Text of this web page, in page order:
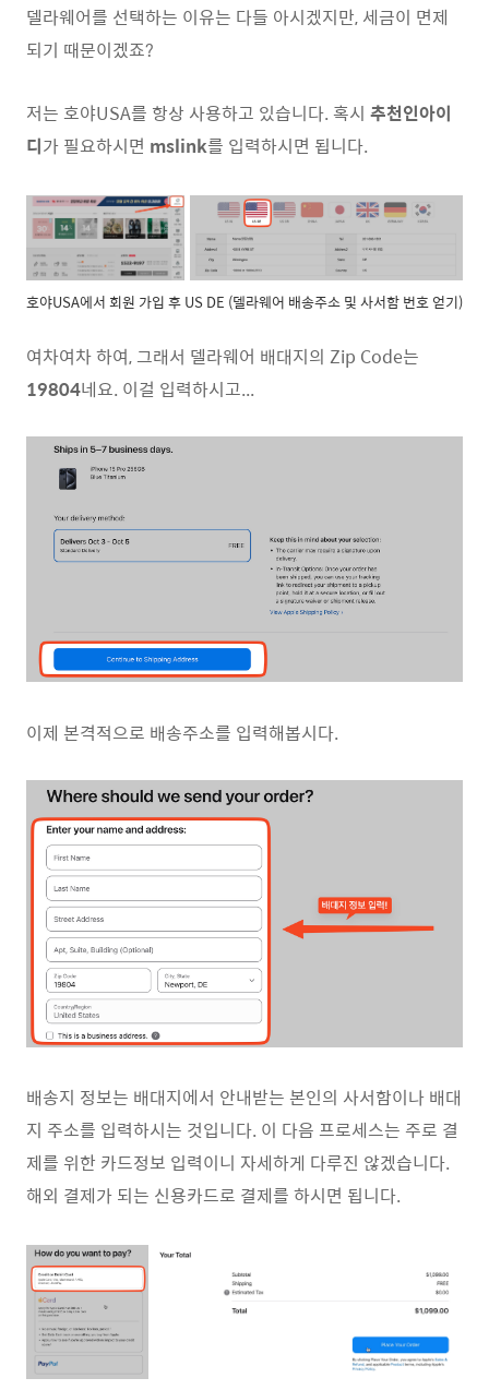
델라웨어를 선택하는 이유는 다들 아시겠지만, 세금이 면제
되기 때문이겠죠?
저는 호야USA를 항상 사용하고 있습니다. 혹시 추천인아이
디가 필요하시면 mslink를 입력하시면 됩니다.
호야USA에서 회원 가입 후 US DE (델라웨어 배송주소 및 사서함 번호 얻기)
여차여차 하여, 그래서 델라웨어 배대지의 Zip Code는
19804네요. 이걸 입력하시고...
이제 본격적으로 배송주소를 입력해봅시다.
배송지 정보는 배대지에서 안내받는 본인의 사서함이나 배대
지 주소를 입력하시는 것입니다. 이 다음 프로세스는 주로 결
제를 위한 카드정보 입력이니 자세하게 다루진 않겠습니다.
해외 결제가 되는 신용카드로 결제를 하시면 됩니다.